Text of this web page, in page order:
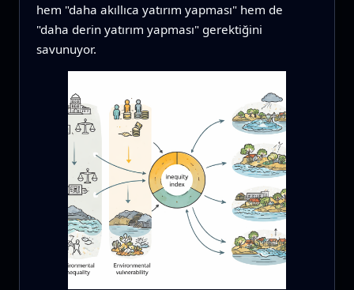
hem "daha akıllıca yatırım yapması" hem de
"daha derin yatırım yapması" gerektiğini
savunuyor.